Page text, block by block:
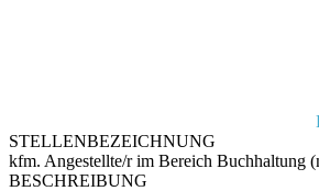
STELLENBEZEICHNUNG
kfm. Angestellte/r im Bereich Buchhaltung
BESCHREIBUNG